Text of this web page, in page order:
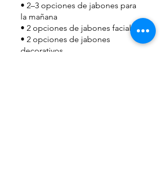
• 2–3 opciones de jabones para
la mañana
• 2 opciones de jabones faciales
• 2 opciones de jabones
decorativos